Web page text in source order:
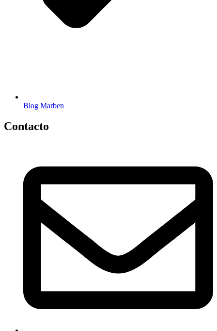
Blog Marben
Contacto